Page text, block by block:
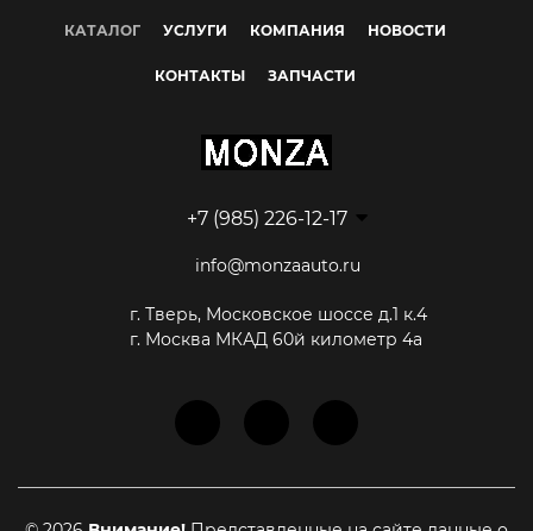
КАТАЛОГ УСЛУГИ КОМПАНИЯ НОВОСТИ
КОНТАКТЫ ЗАПЧАСТИ
+7 (985) 226-12-17
info@monzaauto.ru
г. Тверь, Московское шоссе д.1 к.4
г. Москва МКАД 60й километр 4а